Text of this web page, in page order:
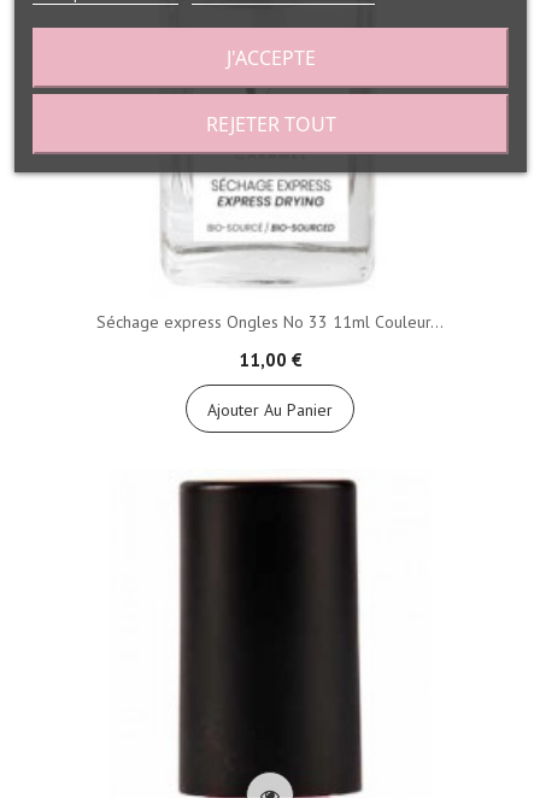
Séchage express Ongles No 33 11ml Couleur...
11,00 €
Ajouter Au Panier
REJETER TOUT
J'ACCEPTE